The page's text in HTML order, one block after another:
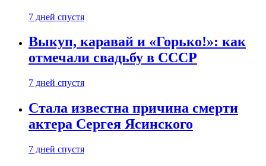
7 дней спустя
Выкуп, каравай и «Горько!»: как
отмечали свадьбу в СССР
7 дней спустя
Стала известна причина смерти
актера Сергея Ясинского
7 дней спустя